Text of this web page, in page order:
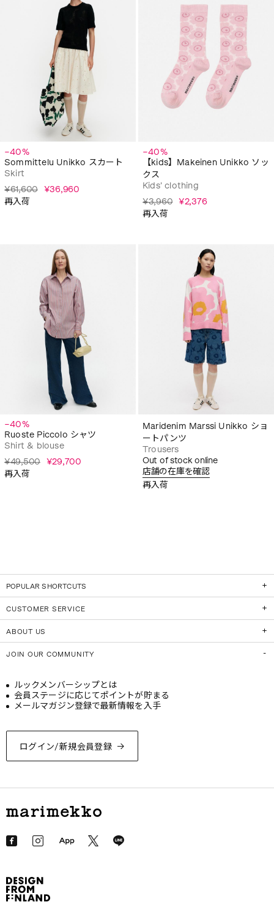
−40%
Sommittelu Unikko スカート
Skirt
¥61,600 ¥36,960
再入荷
−40%
【kids】Makeinen Unikko ソッ
クス
Kids' clothing
¥3,960 ¥2,376
再入荷
−40%
Ruoste Piccolo シャツ
Shirt & blouse
¥49,500 ¥29,700
再入荷
Maridenim Marssi Unikko ショ
ートパンツ
Trousers
Out of stock online
店舗の在庫を確認
再入荷
POPULAR SHORTCUTS
CUSTOMER SERVICE
ABOUT US
JOIN OUR COMMUNITY
ログイン/新規会員登録
ルックメンバーシップとは
会員ステージに応じてポイントが貯まる
メールマガジン登録で最新情報を入手